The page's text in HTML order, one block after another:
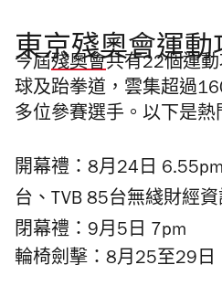
東京殘奧會運動
今屆殘奧會共有22個運
球及跆拳道，雲集超過
多位參賽選手。以下是熱
開幕禮：8月24日
台、TVB 85台無綫財經資
閉幕禮：9月5日 7pm
輪椅劍擊：8月25至29日